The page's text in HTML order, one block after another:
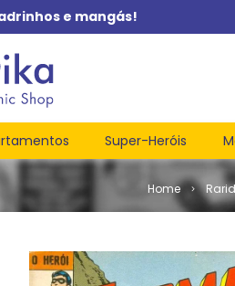
e mangás!
Super-Heróis